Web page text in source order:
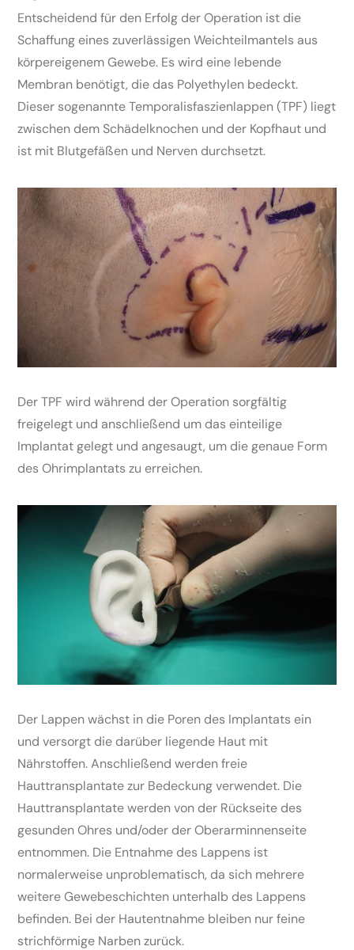
Entscheidend für den Erfolg der Operation ist die
Schaffung eines zuverlässigen Weichteilmantels aus
körpereigenem Gewebe. Es wird eine lebende
Membran benötigt, die das Polyethylen bedeckt.
Dieser sogenannte Temporalisfaszienlappen (TPF) liegt
zwischen dem Schädelknochen und der Kopfhaut und
ist mit Blutgefäßen und Nerven durchsetzt.
Der TPF wird während der Operation sorgfältig
freigelegt und anschließend um das einteilige
Implantat gelegt und angesaugt, um die genaue Form
des Ohrimplantats zu erreichen.
Der Lappen wächst in die Poren des Implantats ein
und versorgt die darüber liegende Haut mit
Nährstoffen. Anschließend werden freie
Hauttransplantate zur Bedeckung verwendet. Die
Hauttransplantate werden von der Rückseite des
gesunden Ohres und/oder der Oberarminnenseite
entnommen. Die Entnahme des Lappens ist
normalerweise unproblematisch, da sich mehrere
weitere Gewebeschichten unterhalb des Lappens
befinden. Bei der Hautentnahme bleiben nur feine
strichförmige Narben zurück.